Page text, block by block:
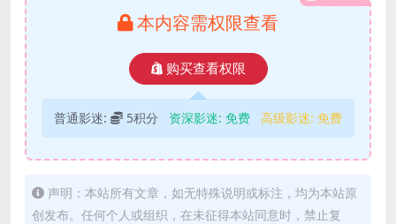
本内容需权限查看
购买查看权限
普通影迷: 5积分 资深影迷: 免费 高级影迷: 免费
声明：本站所有文章，如无特殊说明或标注，均为本站原
创发布。任何个人或组织，在未征得本站同意时，禁止复